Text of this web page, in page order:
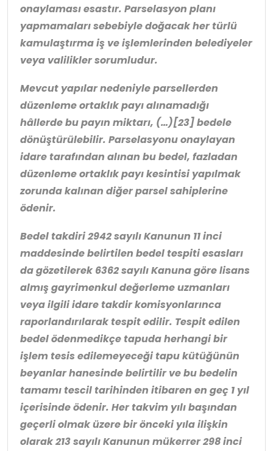
onaylaması esastır. Parselasyon planı
yapmamaları sebebiyle doğacak her türlü
kamulaştırma iş ve işlemlerinden belediyeler
veya valilikler sorumludur.
Mevcut yapılar nedeniyle parsellerden
düzenleme ortaklık payı alınamadığı
hâllerde bu payın miktarı, (…)[23]bedele
dönüştürülebilir. Parselasyonu onaylayan
idare tarafından alınan bu bedel, fazladan
düzenleme ortaklık payı kesintisi yapılmak
zorunda kalınan diğer parsel sahiplerine
ödenir.
Bedel takdiri 2942 sayılı Kanunun 11 inci
maddesinde belirtilen bedel tespiti esasları
da gözetilerek 6362 sayılı Kanuna göre lisans
almış gayrimenkul değerleme uzmanları
veya ilgili idare takdir komisyonlarınca
raporlandırılarak tespit edilir. Tespit edilen
bedel ödenmedikçe tapuda herhangi bir
işlem tesis edilemeyeceği tapu kütüğünün
beyanlar hanesinde belirtilir ve bu bedelin
tamamı tescil tarihinden itibaren en geç 1 yıl
içerisinde ödenir. Her takvim yılı başından
geçerli olmak üzere bir önceki yıla ilişkin
olarak 213 sayılı Kanunun mükerrer 298 inci